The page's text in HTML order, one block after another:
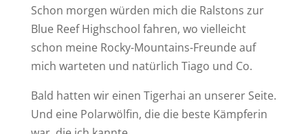
Schon morgen würden mich die Ralstons zur
Blue Reef Highschool fahren, wo vielleicht
schon meine Rocky-Mountains-Freunde auf
mich warteten und natürlich Tiago und Co.
Bald hatten wir einen Tigerhai an unserer Seite.
Und eine Polarwölfin, die die beste Kämpferin